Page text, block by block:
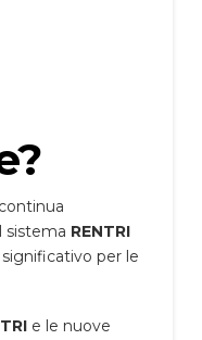
sistema RENTRI
per le
e le nuove